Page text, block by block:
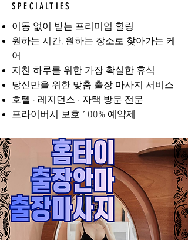
SPECIALTIES
이동 없이 받는 프리미엄 힐링
원하는 시간, 원하는 장소로 찾아가는 케
어
지친 하루를 위한 가장 확실한 휴식
당신만을 위한 맞춤 출장 마사지 서비스
호텔 · 레지던스 · 자택 방문 전문
프라이버시 보호 100% 예약제